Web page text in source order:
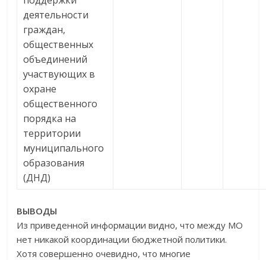
деятельности
граждан,
общественных
объединений
участвующих в
охране
общественного
порядка на
территории
муниципального
образования
(ДНД)
ВЫВОДЫ
Из приведенной информации видно, что между МО
нет никакой координации бюджетной политики.
Хотя совершенно очевидно, что многие